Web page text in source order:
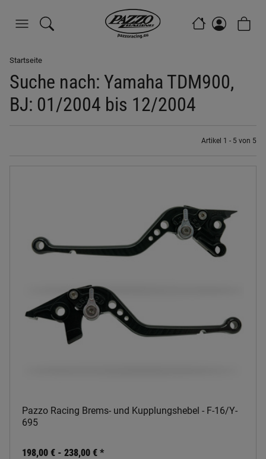
Startseite
Suche nach: Yamaha TDM900,
BJ: 01/2004 bis 12/2004
Artikel 1 - 5 von 5
Pazzo Racing Brems- und Kupplungshebel - F-16/Y-
695
198,00 € - 238,00 € *